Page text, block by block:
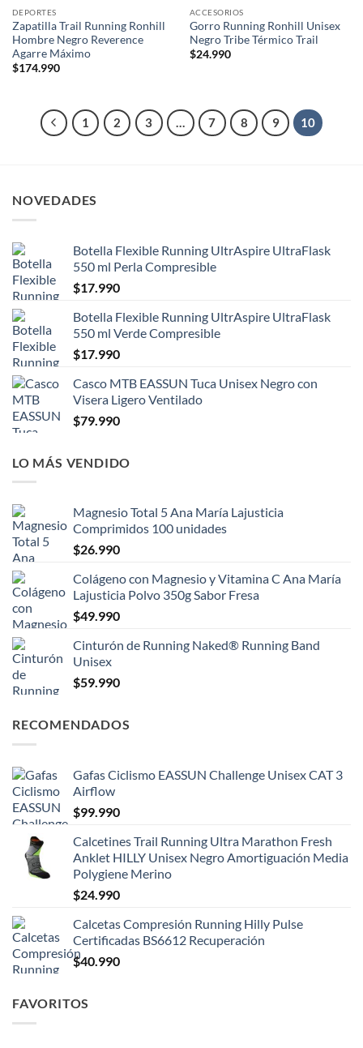
DEPORTES
Zapatilla Trail Running Ronhill
Hombre Negro Reverence
Agarre Máximo
$174.990
ACCESORIOS
Gorro Running Ronhill Unisex
Negro Tribe Térmico Trail
$24.990
1 2 3 … 7 8 9 10
NOVEDADES
Botella Flexible Running UltrAspire UltraFlask
550 ml Perla Compresible
$17.990
Botella Flexible Running UltrAspire UltraFlask
550 ml Verde Compresible
$17.990
Casco MTB EASSUN Tuca Unisex Negro con
Visera Ligero Ventilado
$79.990
LO MÁS VENDIDO
Magnesio Total 5 Ana María Lajusticia
Comprimidos 100 unidades
$26.990
Colágeno con Magnesio y Vitamina C Ana María
Lajusticia Polvo 350g Sabor Fresa
$49.990
Cinturón de Running Naked® Running Band
Unisex
$59.990
RECOMENDADOS
Gafas Ciclismo EASSUN Challenge Unisex CAT 3
Airflow
$99.990
Calcetines Trail Running Ultra Marathon Fresh
Anklet HILLY Unisex Negro Amortiguación Media
Polygiene Merino
$24.990
Calcetas Compresión Running Hilly Pulse
Certificadas BS6612 Recuperación
$40.990
FAVORITOS